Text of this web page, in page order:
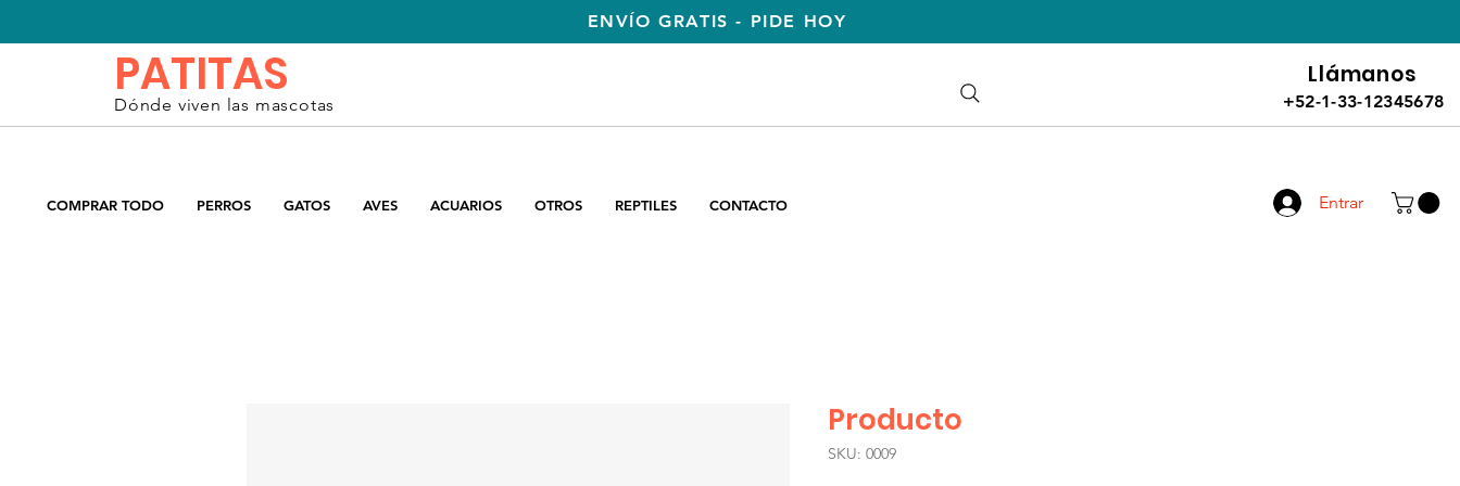
ENVÍO GRATIS - PIDE HOY
PATITAS
Dónde viven las mascotas
Llámanos
+52-1-33-12345678
COMPRAR TODO PERROS GATOS AVES ACUARIOS OTROS REPTILES CONTACTO Entrar
Producto
SKU: 0009